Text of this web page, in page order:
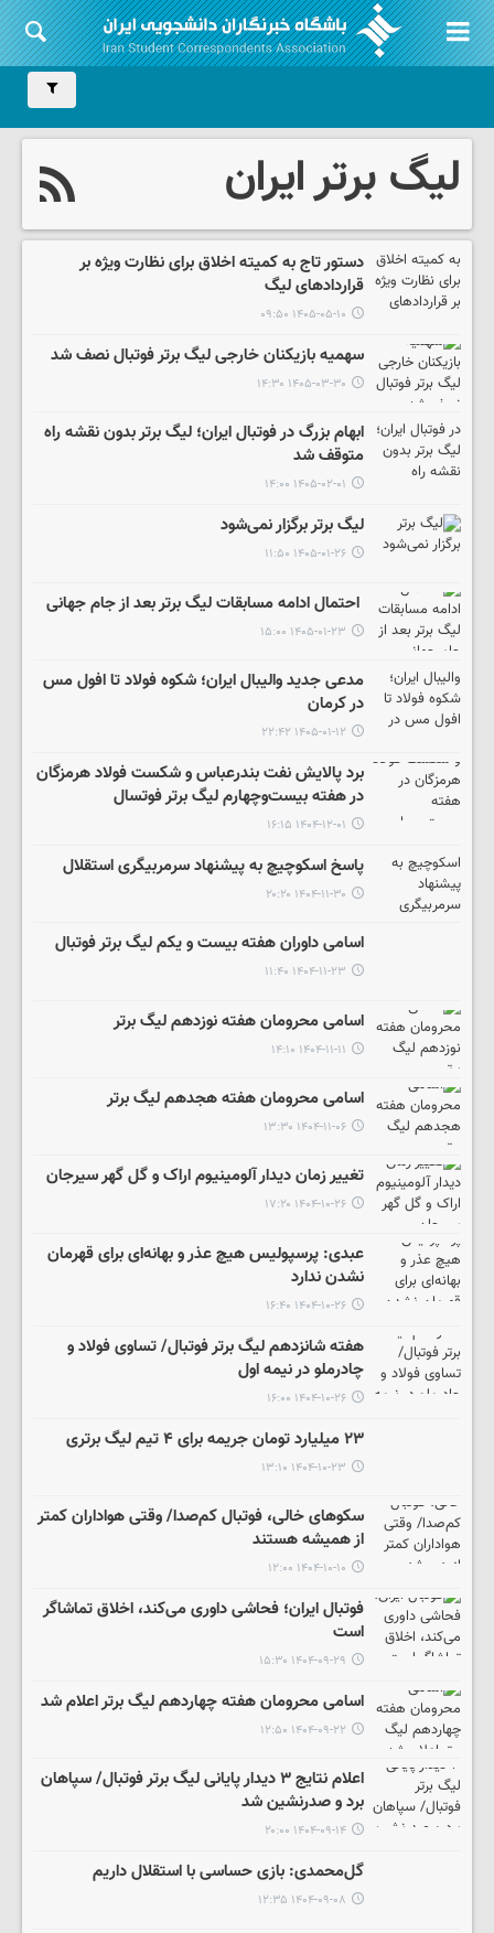
لیگ برتر ایران
دستور تاج به کمیته اخلاق برای نظارت ویژه بر
قراردادهای لیگ
۱۴۰۵-۰۵-۱۰ ۰۹:۵۰
سهمیه بازیکنان خارجی لیگ برتر فوتبال نصف شد
۱۴۰۵-۰۳-۳۰ ۱۴:۳۰
ابهام بزرگ در فوتبال ایران؛ لیگ برتر بدون نقشه راه
متوقف شد
۱۴۰۵-۰۲-۰۱ ۱۴:۰۰
لیگ برتر برگزار نمی‌شود
۱۴۰۵-۰۱-۲۶ ۱۱:۵۰
احتمال ادامه مسابقات لیگ برتر بعد از جام جهانی
۱۴۰۵-۰۱-۲۳ ۱۵:۰۰
مدعی جدید والیبال ایران؛ شکوه فولاد تا افول مس
در کرمان
۱۴۰۵-۰۱-۱۲ ۲۲:۴۲
برد پالایش نفت بندرعباس و شکست فولاد هرمزگان
در هفته بیست‌وچهارم لیگ برتر فوتسال
۱۴۰۴-۱۲-۰۱ ۱۶:۱۵
پاسخ اسکوچیچ به پیشنهاد سرمربیگری استقلال
۱۴۰۴-۱۱-۳۰ ۲۰:۲۰
اسامی داوران هفته بیست و یکم لیگ برتر فوتبال
۱۴۰۴-۱۱-۲۳ ۱۱:۴۰
اسامی محرومان هفته نوزدهم لیگ برتر
۱۴۰۴-۱۱-۱۱ ۱۴:۱۰
اسامی محرومان هفته هجدهم لیگ برتر
۱۴۰۴-۱۱-۰۶ ۱۳:۳۰
تغییر زمان دیدار آلومینیوم اراک و گل گهر سیرجان
۱۴۰۴-۱۰-۲۶ ۱۷:۲۰
عبدی: پرسپولیس هیچ عذر و بهانه‌ای برای قهرمان
نشدن ندارد
۱۴۰۴-۱۰-۲۶ ۱۶:۴۰
هفته شانزدهم لیگ برتر فوتبال/ تساوی فولاد و
چادرملو در نیمه اول
۱۴۰۴-۱۰-۲۶ ۱۶:۰۰
۲۳ میلیارد تومان جریمه برای ۴ تیم لیگ برتری
۱۴۰۴-۱۰-۲۳ ۱۳:۱۰
سکوهای خالی، فوتبال کم‌صدا/ وقتی هواداران کمتر
از همیشه هستند
۱۴۰۴-۱۰-۱۰ ۱۲:۰۰
فوتبال ایران؛ فحاشی داوری می‌کند، اخلاق تماشاگر
است
۱۴۰۴-۰۹-۲۹ ۱۵:۳۰
اسامی محرومان هفته چهاردهم لیگ برتر اعلام شد
۱۴۰۴-۰۹-۲۲ ۱۲:۵۰
اعلام نتایج ۳ دیدار پایانی لیگ‌ برتر فوتبال/ سپاهان
برد و صدرنشین شد
۱۴۰۴-۰۹-۱۴ ۲۰:۰۰
گل‌محمدی: بازی حساسی با استقلال داریم
۱۴۰۴-۰۹-۰۸ ۱۲:۳۵